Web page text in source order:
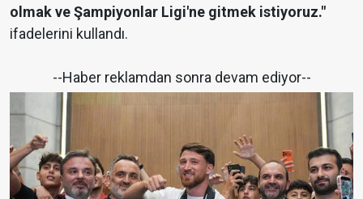
olmak ve Şampiyonlar Ligi'ne gitmek istiyoruz."
ifadelerini kullandı.
--Haber reklamdan sonra devam ediyor--